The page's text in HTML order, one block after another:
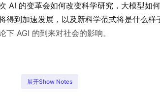
AI 的变革会如何改变科学研究，大模型如
得到加速发展，以及新科学范式将是什么样
下 AGI 的到来对社会的影响。
室研究员）
展开Show Notes